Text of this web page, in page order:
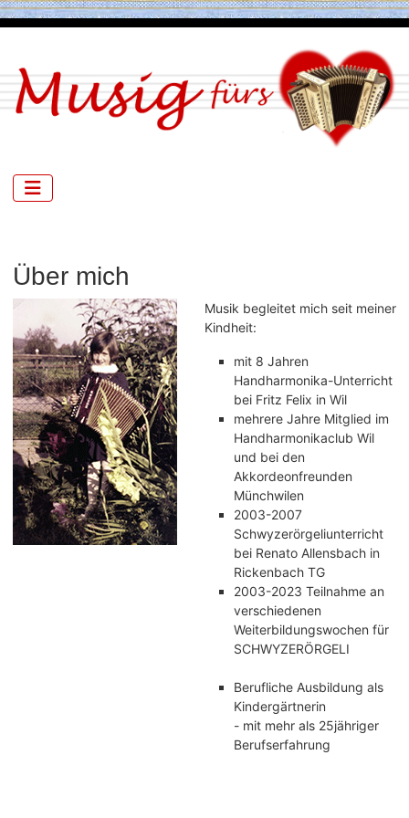
Über mich
Musik begleitet mich seit meiner
Kindheit:
mit 8 Jahren
Handharmonika-Unterricht
bei Fritz Felix in Wil
mehrere Jahre Mitglied im
Handharmonikaclub Wil
und bei den
Akkordeonfreunden
Münchwilen
2003-2007
Schwyzerörgeliunterricht
bei Renato Allensbach in
Rickenbach TG
2003-2023 Teilnahme an
verschiedenen
Weiterbildungswochen für
SCHWYZERÖRGELI
Berufliche Ausbildung als
Kindergärtnerin
- mit mehr als 25jähriger
Berufserfahrung